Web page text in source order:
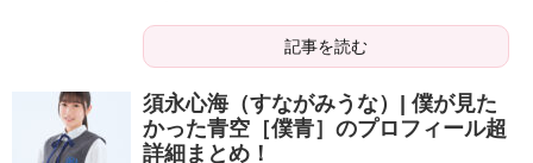
記事を読む
須永心海（すながみうな）| 僕が見た
かった青空［僕青］のプロフィール超
詳細まとめ！